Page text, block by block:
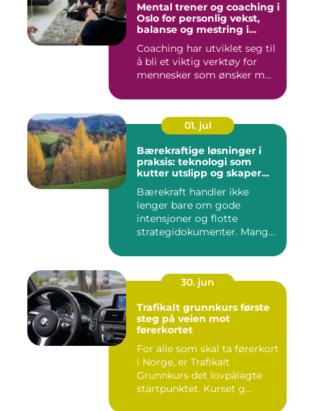
Mental trener og coaching i
Oslo for personlig vekst,
balanse og mestring i
Coaching har utviklet seg til
å bli et viktig verktøy for
mennesker som ønsker m...
01. jul
Bærekraftige løsninger i
praksis: teknologi som
kutter utslipp og skaper
Bærekraft handler ikke
lenger bare om gode
intensjoner og flotte
strategidokumenter. Mange
30. jun
Trafikalt grunnkurs første
steg på veien mot
førerkortet
For alle som skal ta førerkort
i Norge, er Trafikalt
Grunnkurs det lovpålagte
startpunktet. Kurset g...